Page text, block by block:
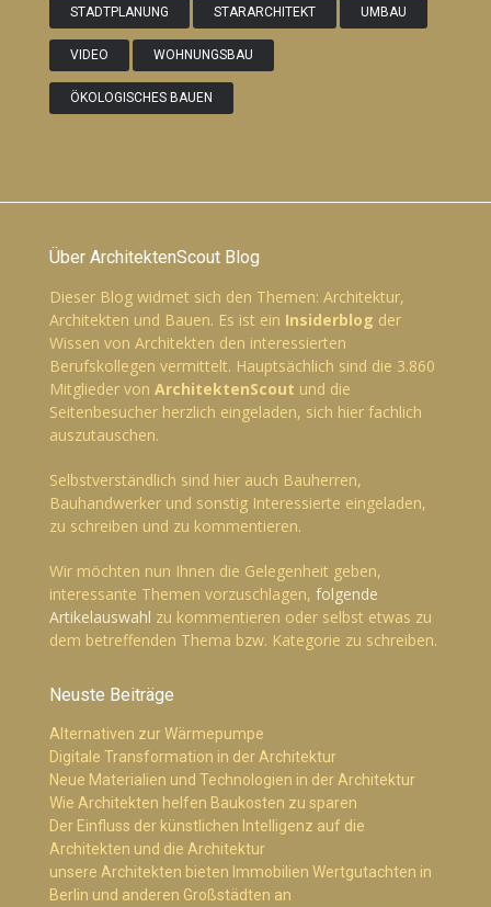
STADTPLANUNG STARARCHITEKT UMBAU
VIDEO WOHNUNGSBAU
ÖKOLOGISCHES BAUEN
Über ArchitektenScout Blog
Dieser Blog widmet sich den Themen: Architektur,
Architekten und Bauen. Es ist ein Insiderblog der
Wissen von Architekten den interessierten
Berufskollegen vermittelt. Hauptsächlich sind die 3.860
Mitglieder von ArchitektenScout und die
Seitenbesucher herzlich eingeladen, sich hier fachlich
auszutauschen.
Selbstverständlich sind hier auch Bauherren,
Bauhandwerker und sonstig Interessierte eingeladen,
zu schreiben und zu kommentieren.
Wir möchten nun Ihnen die Gelegenheit geben,
interessante Themen vorzuschlagen, folgende
Artikelauswahl zu kommentieren oder selbst etwas zu
dem betreffenden Thema bzw. Kategorie zu schreiben.
Neuste Beiträge
Alternativen zur Wärmepumpe
Digitale Transformation in der Architektur
Neue Materialien und Technologien in der Architektur
Wie Architekten helfen Baukosten zu sparen
Der Einfluss der künstlichen Intelligenz auf die
Architekten und die Architektur
unsere Architekten bieten Immobilien Wertgutachten in
Berlin und anderen Großstädten an